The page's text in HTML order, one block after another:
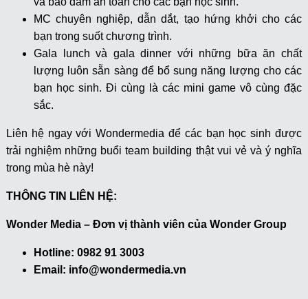
MC chuyên nghiệp, dẫn dắt, tạo hứng khởi cho các
bạn trong suốt chương trình.
Gala lunch và gala dinner với những bữa ăn chất
lượng luôn sẵn sàng để bổ sung năng lượng cho các
bạn học sinh. Đi cùng là các mini game vô cùng đặc
sắc.
Liên hệ ngay với Wondermedia để các bạn học sinh được
trải nghiệm những buổi team building thật vui vẻ và ý nghĩa
trong mùa hè này!
THÔNG TIN LIÊN HỆ:
Wonder Media – Đơn vị thành viên của Wonder Group
Hotline: 0982 91 3003
Email: info@wondermedia.vn